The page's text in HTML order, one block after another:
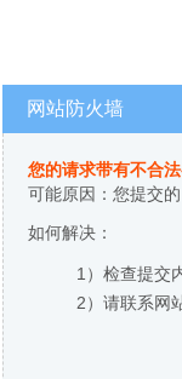
网站防火墙
您的请求带有不合
可能原因：您提交
如何解决：
1）检查提交
2）请联系网